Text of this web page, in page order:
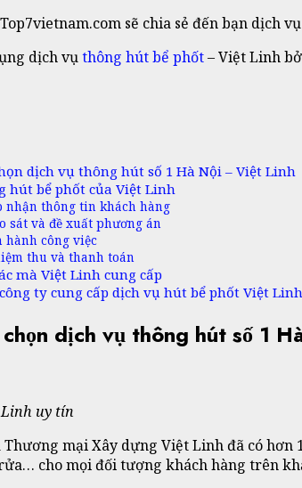
sẽ chia sẻ đến bạn dịch
dịch vụthông hút bể phốt– Việt Linh
dịch vụ thông hút số 1 Hà Nội – Việt Linh
hút bể phốt của Việt Linh
nhận thông tin khách hàng
sát và đề xuất phương án
hành công việc
thu và thanh toán
mà Việt Linh cung cấp
ty cung cấp dịch vụ hút bể phốt Việt
dịch vụ thông hút số 1
uy tín
Thương mại Xây dựng Việt Linh đã có
cho mọi đối tượng khách hàng trên